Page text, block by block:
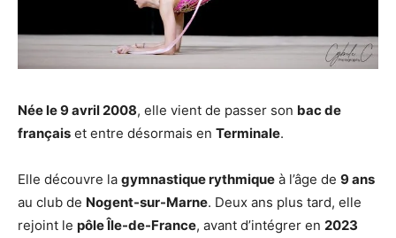
Née le 9 avril 2008, elle vient de passer son bac de
français et entre désormais en Terminale.
Elle découvre la gymnastique rythmique à l’âge de 9 ans
au club de Nogent-sur-Marne. Deux ans plus tard, elle
rejoint le pôle Île-de-France, avant d’intégrer en 2023